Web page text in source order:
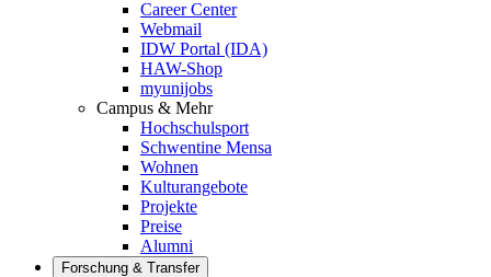
Career Center
Webmail
IDW Portal (IDA)
HAW-Shop
myunijobs
Campus & Mehr
Hochschulsport
Schwentine Mensa
Wohnen
Kulturangebote
Projekte
Preise
Alumni
Forschung & Transfer